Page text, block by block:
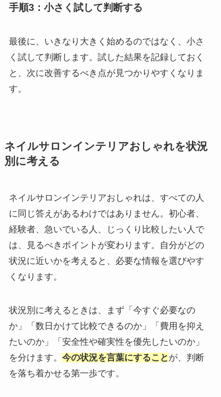
手順3：小さく試して判断する
最後に、いきなり大きく始めるのではなく、小さ
く試して判断します。試した結果を記録しておく
と、次に改善するべき点が見つかりやすくなりま
す。
ネイルサロンインテリアおしゃれを状況
別に考える
ネイルサロンインテリアおしゃれは、すべての人
に同じ答えがあるわけではありません。初心者、
経験者、急いでいる人、じっくり比較したい人で
は、見るべきポイントが変わります。自分がどの
状況に近いかを考えると、必要な情報を選びやす
くなります。
状況別に考えるときは、まず「今すぐ必要なの
か」「数日かけて比較できるのか」「費用を抑え
たいのか」「安全性や確実性を優先したいのか」
を分けます。 今の状況を言葉にすること が、判断
を落ち着かせる第一歩です。